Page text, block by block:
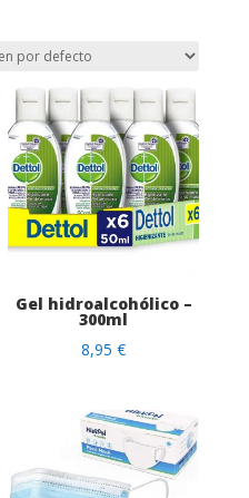
Gel hidroalcohólico –
300ml
8,95€